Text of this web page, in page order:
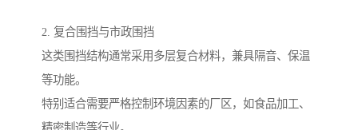
2. 复合围挡与市政围挡
这类围挡结构通常采用多层复合材料，兼具隔音、保温
等功能。
特别适合需要严格控制环境因素的厂区，如食品加工、